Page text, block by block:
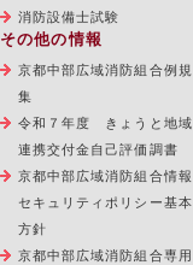
消防設備士試験
その他の情報
京都中部広域消防組合例規
集
令和７年度 きょうと地域
連携交付金自己評価調書
京都中部広域消防組合情報
セキュリティポリシー基本
方針
京都中部広域消防組合専用